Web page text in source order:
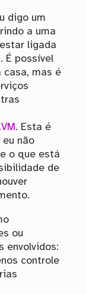
digo um
a uma
ligada
É possível
casa, mas é
. Esta é
não
o que está
de
ou
envolvidos:
controle